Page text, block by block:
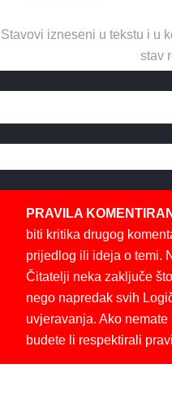
Stavovi izneseni u tekstu i u
stav
PRAVILA
biti kritika drugog
prijedlog ili ideja o temi.
Čitatelji neka zaključe
nego napredak svih
uvjeravanja. Ako
budete li respektirali